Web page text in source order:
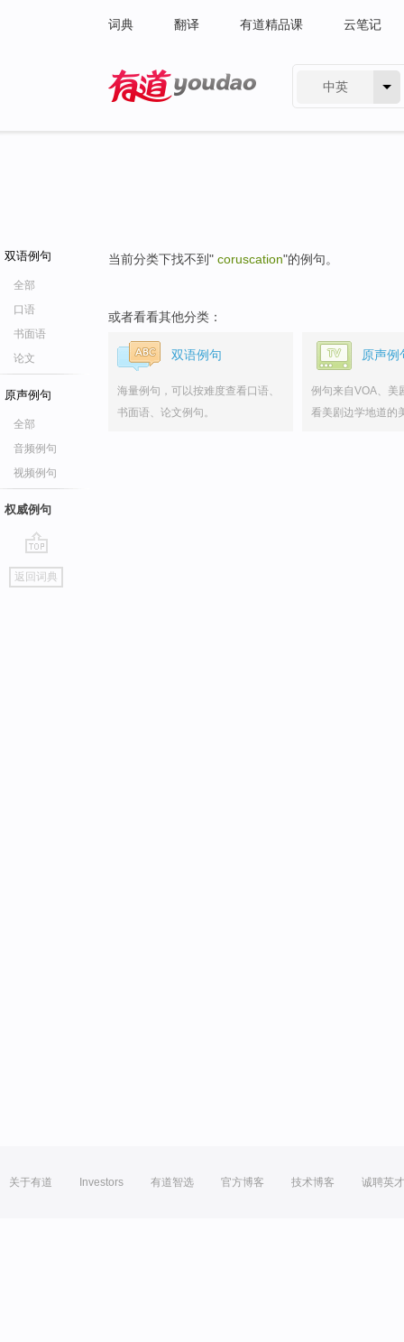
词典 翻译 有道精品课 云笔记
中英
双语例句
全部
口语
书面语
论文
原声例句
全部
音频例句
视频例句
权威例句
go
top
返回词典
当前分类下找不到" coruscation"的例句。
或者看看其他分类：
双语例句
海量例句，可以按难度查看口语、
书面语、论文例句。
原声例
例句来自VOA、美
看美剧边学地道的
关于有道 Investors 有道智选 官方博客 技术博客 诚聘英才